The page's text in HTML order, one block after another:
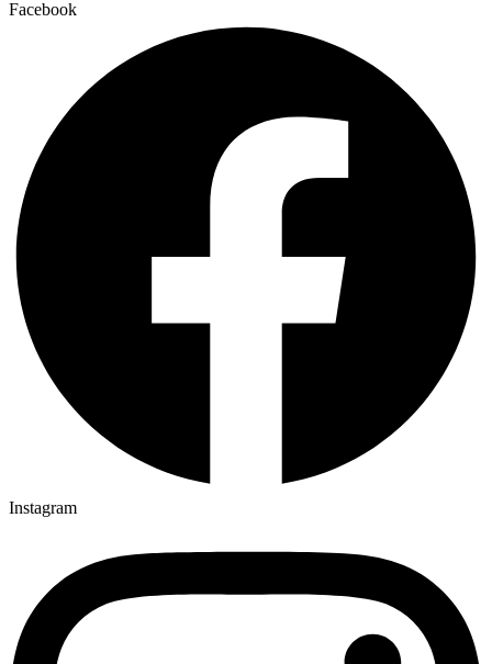
Facebook
Instagram